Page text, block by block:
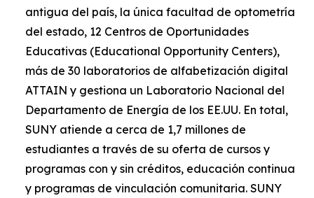
antigua del país, la única facultad de optometría
del estado, 12 Centros de Oportunidades
Educativas (Educational Opportunity Centers),
más de 30 laboratorios de alfabetización digital
ATTAIN y gestiona un Laboratorio Nacional del
Departamento de Energía de los EE.UU. En total,
SUNY atiende a cerca de 1,7 millones de
estudiantes a través de su oferta de cursos y
programas con y sin créditos, educación continua
y programas de vinculación comunitaria. SUNY